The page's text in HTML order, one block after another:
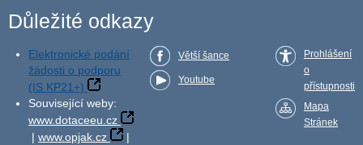
Důležité odkazy
Elektronické podání
žádosti o podporu
(IS KP21+)
Související weby:
www.dotaceeu.cz
| www.opjak.cz
|
Větší šance
Youtube
Prohlášení
o
přístupnosti
Mapa
Stránek